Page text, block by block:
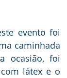
evento foi
caminhada
ocasião, foi
látex e o